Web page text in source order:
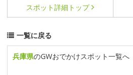
スポット詳細 トップ
一覧に戻る
兵庫県のGWおでかけスポット一覧へ